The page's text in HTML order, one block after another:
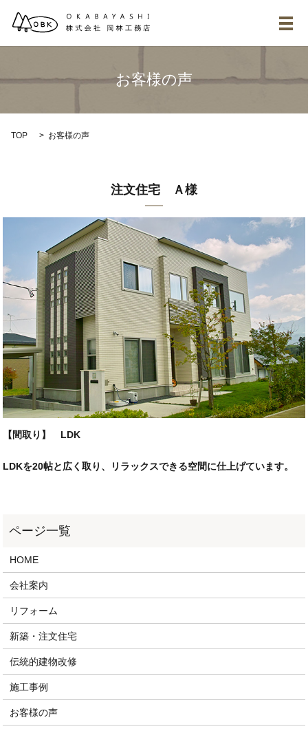
メ
お客様の声
TOP お客様の声
注文住宅 Ａ様
【間取り】 LDK
LDKを20帖と広く取り、リラックスできる空間に仕上げています。
HOME
会社案内
リフォーム
新築・注文住宅
伝統的建物改修
施工事例
お客様の声